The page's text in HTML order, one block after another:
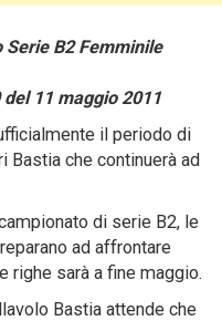
Serie B2 Femminile
11 maggio 2011
il periodo di
che continuerà ad
di serie B2, le
ad affrontare
righe sarà a fine maggio.
Bastia attende che